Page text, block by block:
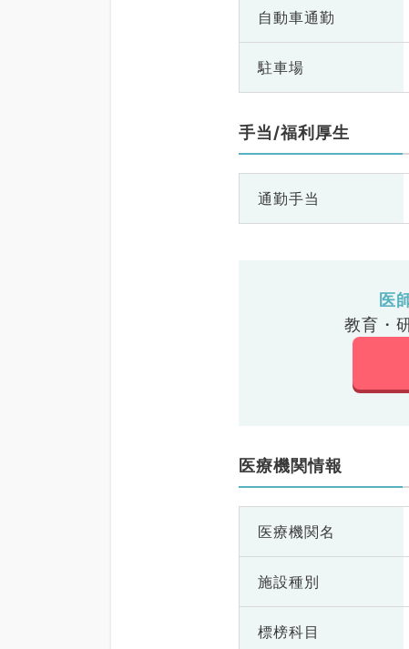
自動車通勤
駐車場
手当/福利厚生
通勤手当
医
教育・
医療機関情報
医療機関名
施設種別
標榜科目